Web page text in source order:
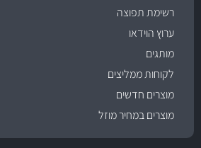
רשימת תפוצה
ערוץ הוידאו
מותגים
לקוחות ממליצים
מוצרים חדשים
מוצרים במחיר מוזל